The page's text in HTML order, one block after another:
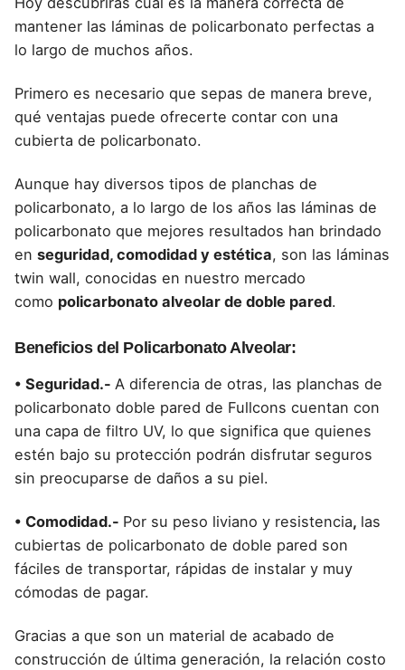
mantener las láminas de policarbonato perfectas a
lo largo de muchos años.
Primero es necesario que sepas de manera breve,
qué ventajas puede ofrecerte contar con una
cubierta de policarbonato.
Aunque hay diversos tipos de planchas de
policarbonato, a lo largo de los años las láminas de
policarbonato que mejores resultados han brindado
en seguridad, comodidad y estética, son las láminas
twin wall, conocidas en nuestro mercado
como policarbonato alveolar de doble pared.
Beneficios del Policarbonato Alveolar:
• Seguridad.- A diferencia de otras, las planchas de
policarbonato doble pared de Fullcons cuentan con
una capa de filtro UV, lo que significa que quienes
estén bajo su protección podrán disfrutar seguros
sin preocuparse de daños a su piel.
• Comodidad.- Por su peso liviano y resistencia, las
cubiertas de policarbonato de doble pared son
fáciles de transportar, rápidas de instalar y muy
cómodas de pagar.
Gracias a que son un material de acabado de
construcción de última generación, la relación costo